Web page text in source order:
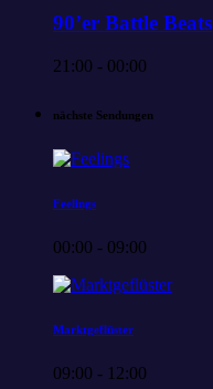
90’er Battle Beats
21:00 - 00:00
nächste Sendungen
Feelings
00:00 - 09:00
Marktgeflüster
09:00 - 12:00